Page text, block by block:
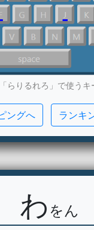
「らりるれろ」で使うキ
ングへ ランキ
わ をん